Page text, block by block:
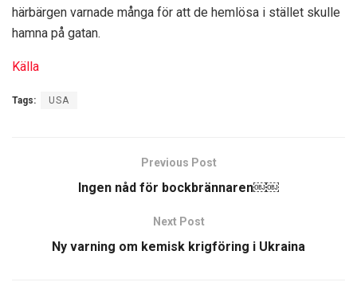
härbärgen varnade många för att de hemlösa i stället skulle
hamna på gatan.
Källa
Tags: USA
Previous Post
Ingen nåd för bockbrännaren￼￼
Next Post
Ny varning om kemisk krigföring i Ukraina